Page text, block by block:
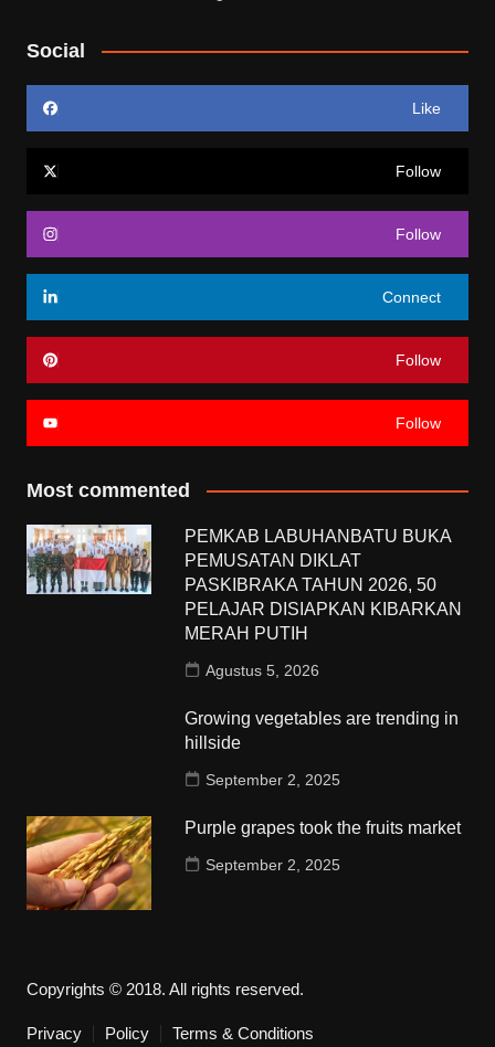
Social
Like
Follow
Follow
Connect
Follow
Follow
Most commented
PEMKAB LABUHANBATU BUKA
PEMUSATAN DIKLAT
PASKIBRAKA TAHUN 2026, 50
PELAJAR DISIAPKAN KIBARKAN
MERAH PUTIH
Agustus 5, 2026
Growing vegetables are trending in
hillside
September 2, 2025
Purple grapes took the fruits market
September 2, 2025
Copyrights © 2018. All rights reserved.
Privacy Policy Terms & Conditions